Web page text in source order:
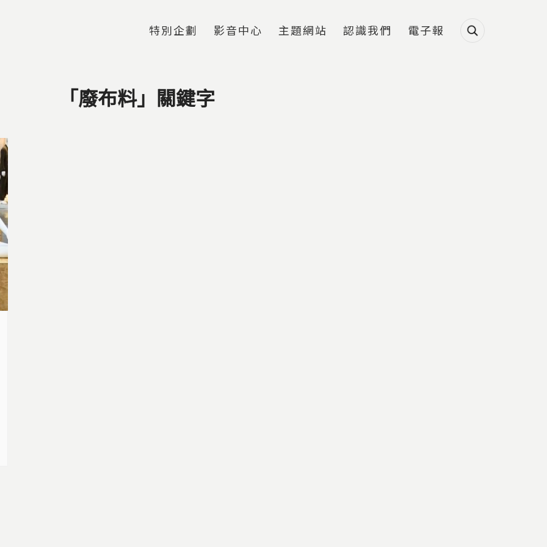
特別企劃 影音中心 主題網站 認識我們 電子報
「廢布料」關鍵字